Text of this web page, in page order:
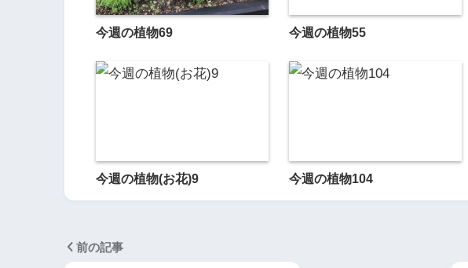
今週の植物69 今週の植物55
今週の植物(お花)9 今週の植物104
前の記事